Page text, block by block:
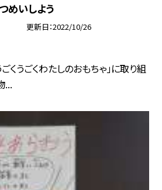
めいしよう
更新日 2022/10/26
くうごくわたしのおもちゃ」に取り組
...